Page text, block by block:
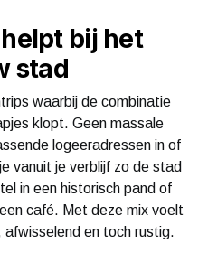
bij het
stad
waarbij de combinatie
klopt. Geen massale
logeeradressen in of
vanuit je verblijf zo de stad
in een historisch pand of
café. Met deze mix voelt
en toch rustig.